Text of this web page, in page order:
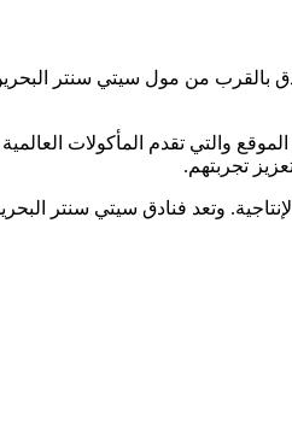
بالقرب من مول سيتي سنتر
تقدم المأكولات العالمية
تجربتهم.
وتعد فنادق سيتي سنتر